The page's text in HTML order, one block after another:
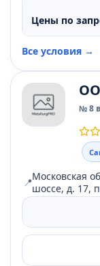
Цены по
Все условия →
№ 8
📍Московская
шоссе, д. 17,